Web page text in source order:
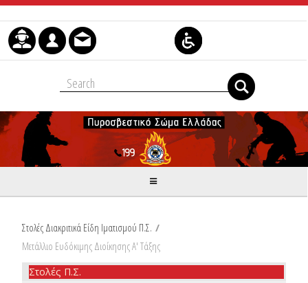
Skip to Content
Στολές Διακριτικά Είδη Ιματισμού Π.Σ. /
Μετάλλιο Ευδόκιμης Διοίκησης Α' Τάξης
Στολές Π.Σ.